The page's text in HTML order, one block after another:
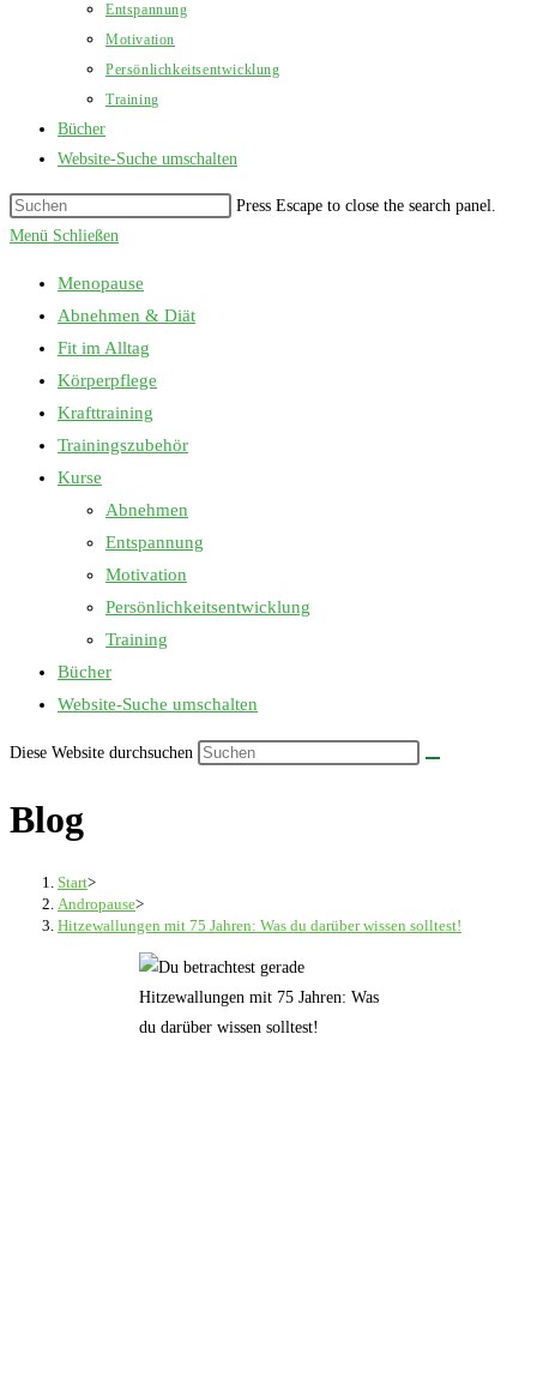
Entspannung
Motivation
Persönlichkeitsentwicklung
Training
Bücher
Website-Suche umschalten
Press Escape to close the search panel.
Menü Schließen
Menopause
Abnehmen & Diät
Fit im Alltag
Körperpflege
Krafttraining
Trainingszubehör
Kurse
Abnehmen
Entspannung
Motivation
Persönlichkeitsentwicklung
Training
Bücher
Website-Suche umschalten
Diese Website durchsuchen
Blog
Start>
Andropause>
Hitzewallungen mit 75 Jahren: Was du darüber wissen solltest!